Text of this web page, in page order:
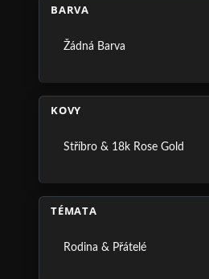
BARVA
Žádná Barva
KOVY
Stříbro & 18k Rose Gold
TÉMATA
Rodina & Přátelé